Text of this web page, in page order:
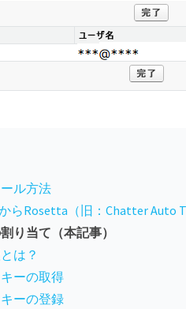
ル方法
らRosetta（旧：Chatter Auto
り当て（本記事）
は？
ーの取得
ーの登録